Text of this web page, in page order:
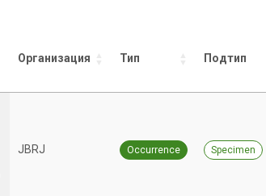
Организация Тип Подтип
JBRJ Occurrence Specimen